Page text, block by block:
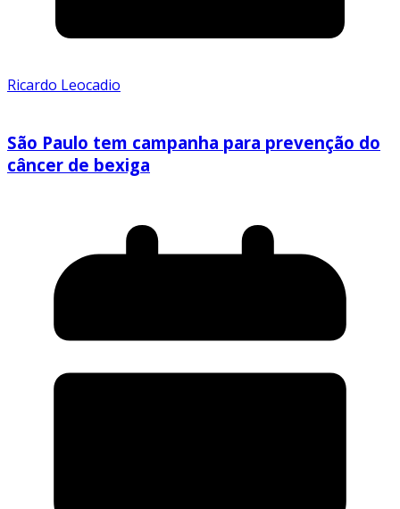
Ricardo Leocadio
São Paulo tem campanha para prevenção do
câncer de bexiga